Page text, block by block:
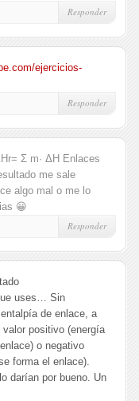
Responder
ejercicios-
Responder
Σ m· ΔH Enlaces
me sale
algo mal o me lo
😀
Responder
uses… Sin
de enlace, a
positivo (energía
o negativo
forma el enlace).
darían por bueno. Un